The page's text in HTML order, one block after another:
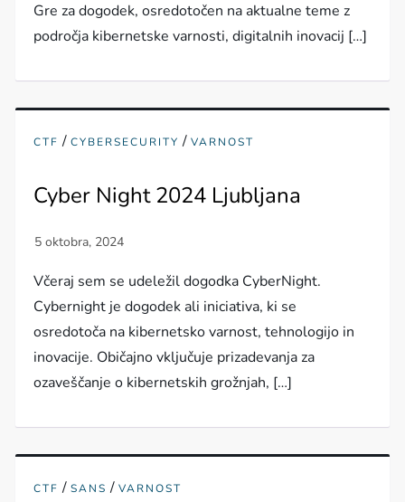
Gre za dogodek, osredotočen na aktualne teme z
področja kibernetske varnosti, digitalnih inovacij […]
CTF /CYBERSECURITY /VARNOST
Cyber Night 2024 Ljubljana
Včeraj sem se udeležil dogodka CyberNight.
Cybernight je dogodek ali iniciativa, ki se
osredotoča na kibernetsko varnost, tehnologijo in
inovacije. Običajno vključuje prizadevanja za
ozaveščanje o kibernetskih grožnjah, […]
CTF /SANS /VARNOST